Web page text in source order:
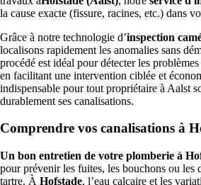
la cause exacte (fissure, racines, etc.) dans
Grâce à notre technologie d’inspection
localisons rapidement les anomalies sans
procédé est idéal pour détecter les
en facilitant une intervention ciblée et
indispensable pour tout propriétaire à Aalst
durablement ses canalisations.
Comprendre vos canalisations à
Un bon entretien de votre plomberie à
pour prévenir les fuites, les bouchons ou les
tartre. À Hofstade, l’eau calcaire et les